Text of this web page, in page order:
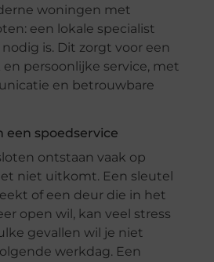
woningen met
een lokale specialist
is. Dit zorgt voor een
persoonlijke service, met
en betrouwbare
een spoedservice
ontstaan vaak op
niet uitkomt. Een sleutel
of een deur die in het
open wil, kan veel stress
gevallen wil je niet
werkdag. Een